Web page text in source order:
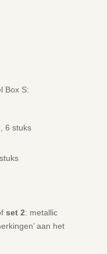
Box S:
6 stuks
set 2: metallic
aan het